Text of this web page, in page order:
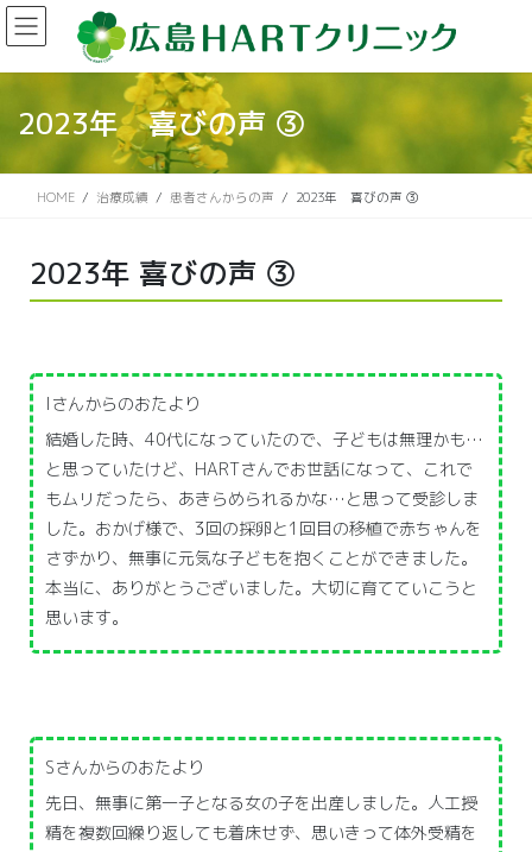
2023年 喜びの声 ③
HOME 治療成績 患者さんからの声 2023年 喜びの声 ③
2023年 喜びの声 ③
Iさんからのおたより
結婚した時、40代になっていたので、子どもは無理かも…
と思っていたけど、HARTさんでお世話になって、これで
もムリだったら、あきらめられるかな…と思って受診しま
した。おかげ様で、3回の採卵と1回目の移植で赤ちゃんを
さずかり、無事に元気な子どもを抱くことができました。
本当に、ありがとうございました。大切に育てていこうと
思います。
Sさんからのおたより
先日、無事に第一子となる女の子を出産しました。人工授
精を複数回繰り返しても着床せず、思いきって体外受精を